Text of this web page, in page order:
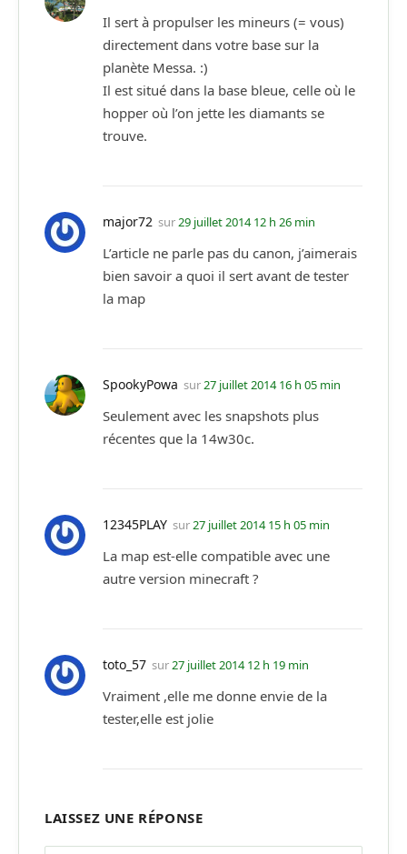
Il sert à propulser les mineurs (= vous)
directement dans votre base sur la
planète Messa. :)
Il est situé dans la base bleue, celle où le
hopper où l’on jette les diamants se
trouve.
major72 sur29 juillet 2014 12 h 26 min
L’article ne parle pas du canon, j’aimerais
bien savoir a quoi il sert avant de tester
la map
SpookyPowa sur27 juillet 2014 16 h 05 min
Seulement avec les snapshots plus
récentes que la 14w30c.
12345PLAY sur27 juillet 2014 15 h 05 min
La map est-elle compatible avec une
autre version minecraft ?
toto_57 sur27 juillet 2014 12 h 19 min
Vraiment ,elle me donne envie de la
tester,elle est jolie
LAISSEZ UNE RÉPONSE